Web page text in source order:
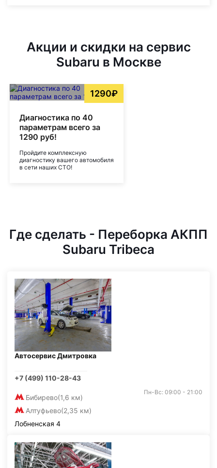
Акции и скидки на сервис
Subaru в Москве
1290₽
Диагностика по 40
параметрам всего за
1290 руб!
Пройдите комплексную
диагностику вашего автомобиля
в сети наших СТО!
Где сделать - Переборка АКПП
Subaru Tribeca
Автосервис Дмитровка
+7 (499) 110-28-43
Бибирево(1,6 км)
Алтуфьево(2,35 км)
Пн-Вс: 09:00 - 21:00
Лобненская 4